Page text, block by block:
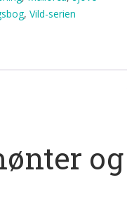
, Vild-serien
og